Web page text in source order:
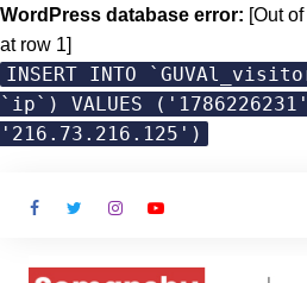
WordPress database error: [Out
at row 1]
INSERT INTO
`ip`) VALUES
'216.73.216.125')